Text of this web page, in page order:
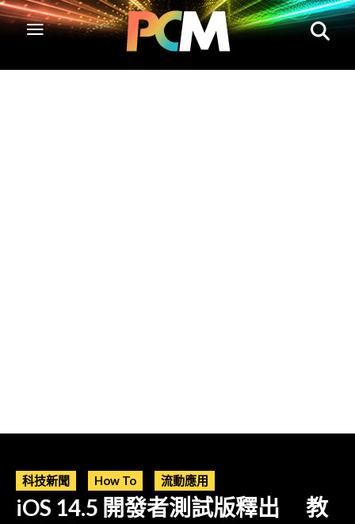
科技新聞 How To 流動應用
iOS 14.5 開發者測試版釋出 教